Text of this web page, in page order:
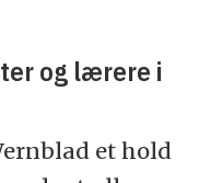
og lærere i
et hold